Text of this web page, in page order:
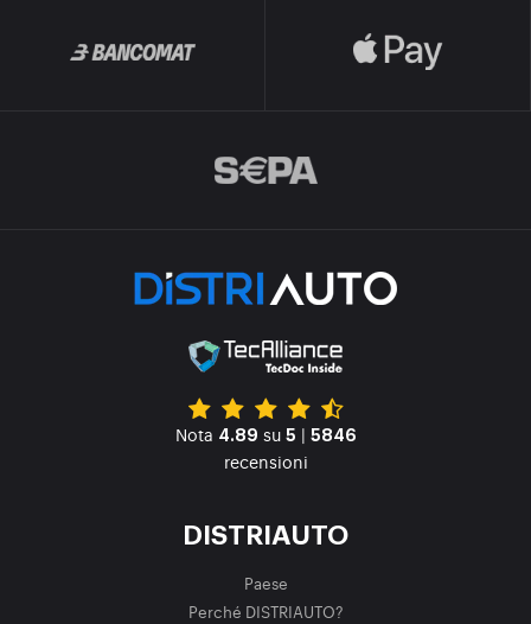
Nota 4.89 su 5 | 5846
recensioni
DISTRIAUTO
Paese
Perché DISTRIAUTO?